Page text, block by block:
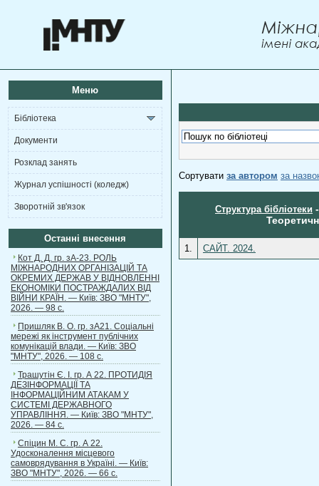
Меню
Бібліотека
Документи
Розклад занять
Журнал успішності (коледж)
Зворотній зв'язок
Останні внесення
Кот Д. Д. гр. зА-23. РОЛЬ
МІЖНАРОДНИХ ОРГАНІЗАЦІЙ ТА
ОКРЕМИХ ДЕРЖАВ У ВІДНОВЛЕННІ
ЕКОНОМІКИ ПОСТРАЖДАЛИХ ВІД
ВІЙНИ КРАЇН. — Київ: ЗВО "МНТУ",
2026. — 98 с.
Пришляк В. О. гр. зА21. Соціальні
мережі як інструмент публічних
комунікацій влади. — Київ: ЗВО
"МНТУ", 2026. — 108 с.
Трашутін Є. І. гр. А 22. ПРОТИДІЯ
ДЕЗІНФОРМАЦІЇ ТА
ІНФОРМАЦІЙНИМ АТАКАМ У
СИСТЕМІ ДЕРЖАВНОГО
УПРАВЛІННЯ. — Київ: ЗВО "МНТУ",
2026. — 84 с.
Спіцин М. С. гр. А 22.
Удосконалення місцевого
самоврядування в Україні. — Київ:
ЗВО "МНТУ", 2026. — 66 с.
Сортувати за автором за
Структура бібліотеки
1. САЙТ. 2024.